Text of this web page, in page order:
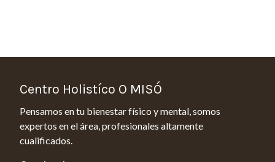
Centro Holistíco O MISÓ
Pensamos en tu bienestar físico y mental, somos
expertos en el área, profesionales altamente
cualificados.